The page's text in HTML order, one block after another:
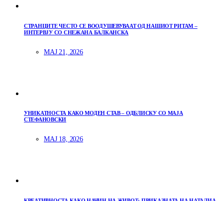
СТРАНЦИТЕ ЧЕСТО СЕ ВООДУШЕВУВААТ ОД НАШИОТ РИТАМ –
ИНТЕРВЈУ СО СНЕЖАНА БАЛКАНСКА
МАЈ 21, 2026
УНИКАТНОСТА КАКО МОДЕН СТАВ – ОДБЛИСКУ СО МАЈА
СТЕФАНОВСКИ
МАЈ 18, 2026